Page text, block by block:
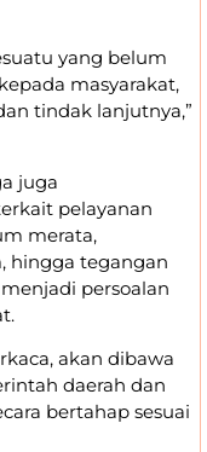
yang belum
masyarakat,
tindak lanjutnya,”
juga
pelayanan
merata,
hingga tegangan
persoalan
akan dibawa
daerah dan
bertahap sesuai